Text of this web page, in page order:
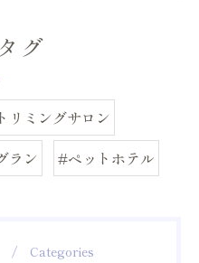
グ
リミングサロン
ラン #ペットホテル
Categories